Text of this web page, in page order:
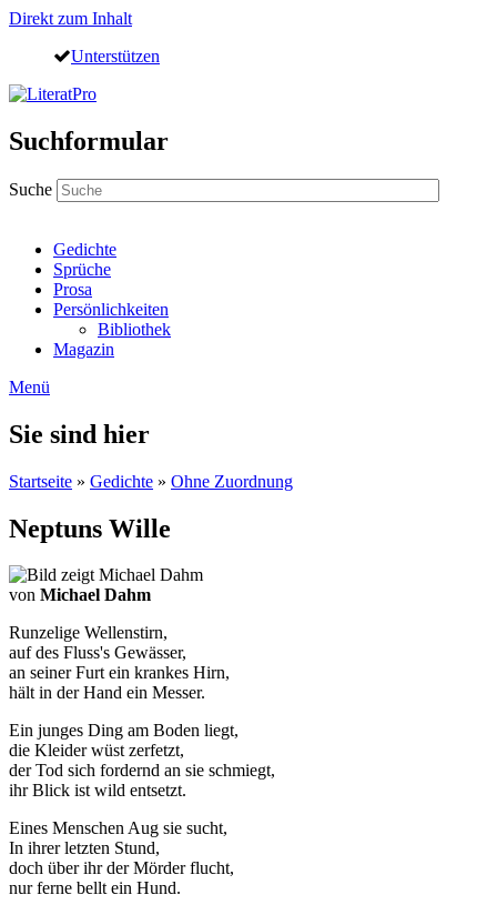
Direkt zum Inhalt
Unterstützen
Suchformular
Suche
Gedichte
Sprüche
Prosa
Persönlichkeiten
Bibliothek
Magazin
Menü
Sie sind hier
Startseite » Gedichte » Ohne Zuordnung
Neptuns Wille
von Michael Dahm
Runzelige Wellenstirn,
auf des Fluss's Gewässer,
an seiner Furt ein krankes Hirn,
hält in der Hand ein Messer.
Ein junges Ding am Boden liegt,
die Kleider wüst zerfetzt,
der Tod sich fordernd an sie schmiegt,
ihr Blick ist wild entsetzt.
Eines Menschen Aug sie sucht,
In ihrer letzten Stund,
doch über ihr der Mörder flucht,
nur ferne bellt ein Hund.